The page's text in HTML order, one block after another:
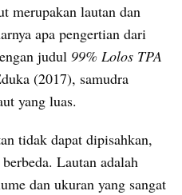
merupakan lautan dan
apa pengertian dari
judul 99% Lolos TPA
(2017), samudra
yang luas.
tidak dapat dipisahkan,
Lautan adalah
dan ukuran yang sangat